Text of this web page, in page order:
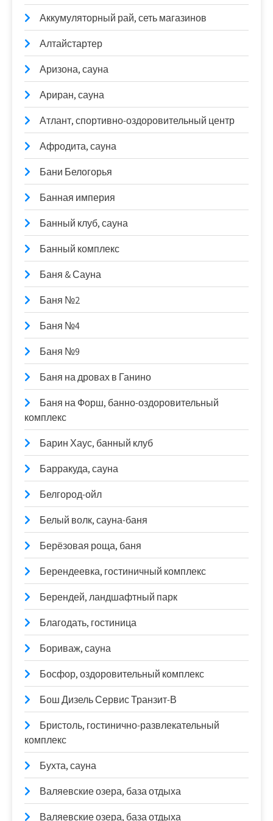
Аккумуляторный рай, сеть магазинов
Алтайстартер
Аризона, сауна
Ариран, сауна
Атлант, спортивно-оздоровительный центр
Афродита, сауна
Бани Белогорья
Банная империя
Банный клуб, сауна
Банный комплекс
Баня & Сауна
Баня №2
Баня №4
Баня №9
Баня на дровах в Ганино
Баня на Форш, банно-оздоровительный
комплекс
Барин Хаус, банный клуб
Барракуда, сауна
Белгород-ойл
Белый волк, сауна-баня
Берёзовая роща, баня
Берендеевка, гостиничный комплекс
Берендей, ландшафтный парк
Благодать, гостиница
Бориваж, сауна
Босфор, оздоровительный комплекс
Бош Дизель Сервис Транзит-В
Бристоль, гостинично-развлекательный
комплекс
Бухта, сауна
Валяевские озера, база отдыха
Валяевские озера, база отдыха